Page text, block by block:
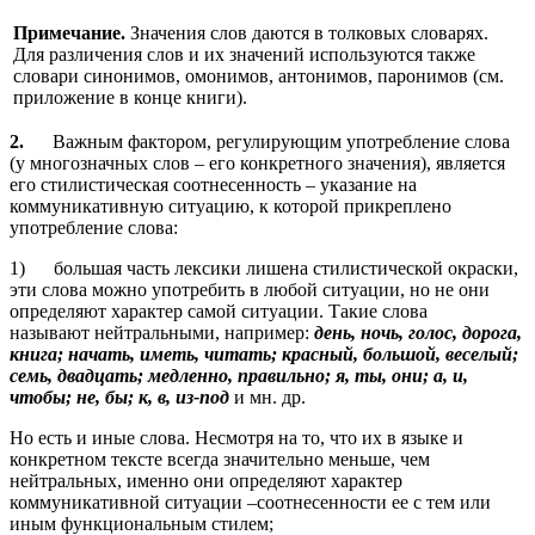
Примечание. Значения слов даются в толковых словарях.
Для различения слов и их значений используются также
словари синонимов, омонимов, антонимов, паронимов (см.
приложение в конце книги).
2. Важным фактором, регулирующим употребление слова
(у многозначных слов – его конкретного значения), является
его стилистическая соотнесенность – указание на
коммуникативную ситуацию, к которой прикреплено
употребление слова:
1) большая часть лексики лишена стилистической окраски,
эти слова можно употребить в любой ситуации, но не они
определяют характер самой ситуации. Такие слова
называют нейтральными, например: день, ночь, голос, дорога,
книга; начать, иметь, читать; красный, большой, веселый;
семь, двадцать; медленно, правильно; я, ты, они; а, и,
чтобы; не, бы; к, в, из-под и мн. др.
Но есть и иные слова. Несмотря на то, что их в языке и
конкретном тексте всегда значительно меньше, чем
нейтральных, именно они определяют характер
коммуникативной ситуации –соотнесенности ее с тем или
иным функциональным стилем;